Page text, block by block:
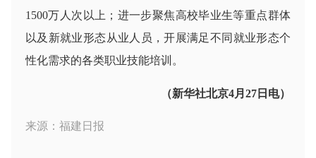
1500万人次以上；进一步聚焦高校毕业生等重点群体
以及新就业形态从业人员，开展满足不同就业形态个
性化需求的各类职业技能培训。
（新华社北京4月27日电）
来源：福建日报